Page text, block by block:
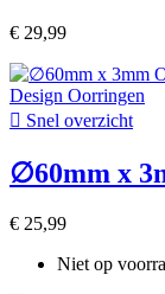
€ 29,99
 Snel overzicht
∅60mm x
€ 25,99
Niet op